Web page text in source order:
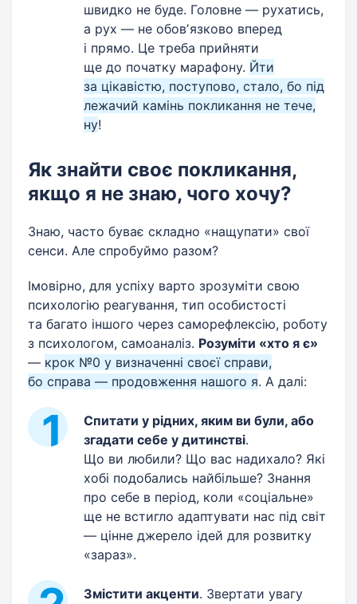
швидко не буде. Головне — рухатись,
а рух — не обовʼязково вперед
і прямо. Це треба прийняти
ще до початку марафону. Йти
за цікавістю, поступово, стало, бо під
лежачий камінь покликання не тече,
ну!
Як знайти своє покликання,
якщо я не знаю, чого хочу?
Знаю, часто буває складно «нащупати» свої
сенси. Але спробуймо разом?
Імовірно, для успіху варто зрозуміти свою
психологію реагування, тип особистості
та багато іншого через саморефлексію, роботу
з психологом, самоаналіз. Розуміти «хто я є»
— крок №0 у визначенні своєї справи,
бо справа — продовження нашого я. А далі:
Спитати у рідних, яким ви були, або
згадати себе у дитинстві.
Що ви любили? Що вас надихало? Які
хобі подобались найбільше? Знання
про себе в період, коли «соціальне»
ще не встигло адаптувати нас під світ
— цінне джерело ідей для розвитку
«зараз».
Змістити акценти. Звертати увагу